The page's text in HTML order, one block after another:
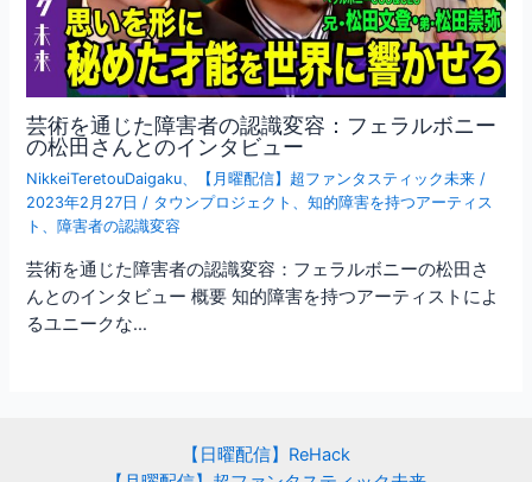
芸術を通じた障害者の認識変容：フェラルボニー
の松田さんとのインタビュー
NikkeiTeretouDaigaku、 【月曜配信】超ファンタスティック未来 /
2023年2月27日 / タウンプロジェクト 、知的障害を持つアーティス
ト 、 障害者の認識変容
芸術を通じた障害者の認識変容：フェラルボニーの松田さ
んとのインタビュー 概要 知的障害を持つアーティストによ
るユニークな…
【日曜配信】ReHack